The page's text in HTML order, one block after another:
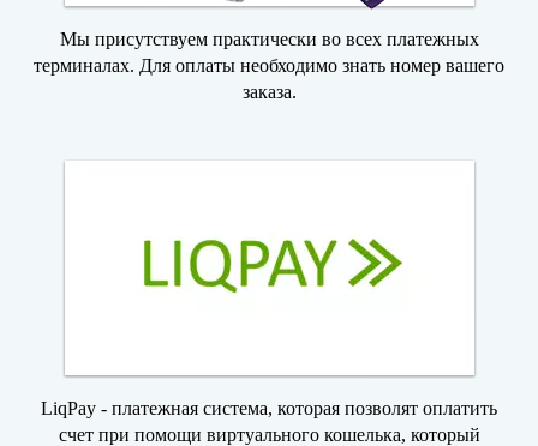
Мы присутствуем практически во всех платежных
терминалах. Для оплаты необходимо знать номер вашего
заказа.
LiqPay - платежная система, которая позволят оплатить
счет при помощи виртуального кошелька, который